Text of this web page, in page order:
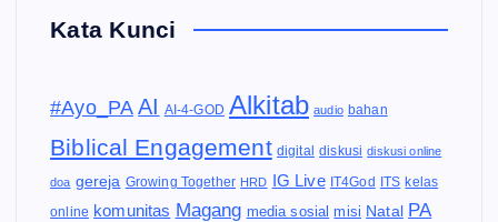
Kata Kunci
#Ayo_PA AI AI-4-GOD Alkitab audio bahan
Biblical Engagement digital diskusi diskusi online
doa gereja Growing Together HRD IG Live IT4God ITS kelas
online komunitas Magang media sosial misi Natal PA